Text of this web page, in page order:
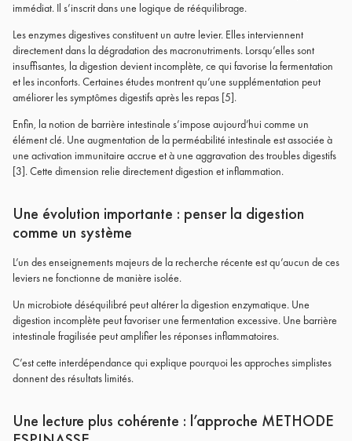
immédiat. Il s’inscrit dans une logique de rééquilibrage.
Les enzymes digestives constituent un autre levier. Elles interviennent
directement dans la dégradation des macronutriments. Lorsqu’elles sont
insuffisantes, la digestion devient incomplète, ce qui favorise la fermentation
et les inconforts. Certaines études montrent qu’une supplémentation peut
améliorer les symptômes digestifs après les repas [5].
Enfin, la notion de barrière intestinale s’impose aujourd’hui comme un
élément clé. Une augmentation de la perméabilité intestinale est associée à
une activation immunitaire accrue et à une aggravation des troubles digestifs
[3]. Cette dimension relie directement digestion et inflammation.
Une évolution importante : penser la digestion
comme un système
L’un des enseignements majeurs de la recherche récente est qu’aucun de ces
leviers ne fonctionne de manière isolée.
Un microbiote déséquilibré peut altérer la digestion enzymatique. Une
digestion incomplète peut favoriser une fermentation excessive. Une barrière
intestinale fragilisée peut amplifier les réponses inflammatoires.
C’est cette interdépendance qui explique pourquoi les approches simplistes
donnent des résultats limités.
Une lecture plus cohérente : l’approche METHODE